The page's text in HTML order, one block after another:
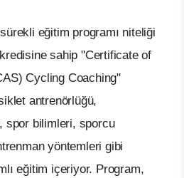
eğitim programı niteliği
sahip "Certificate of
Cycling Coaching"
antrenörlüğü,
spor bilimleri, sporcu
yöntemleri gibi
eğitim içeriyor. Program,